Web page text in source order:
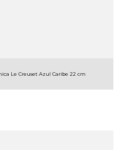
Le Creuset Azul Caribe 22 cm